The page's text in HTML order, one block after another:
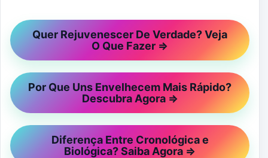
Quer Rejuvenescer De Verdade? Veja
O Que Fazer ⇒
Por Que Uns Envelhecem Mais Rápido?
Descubra Agora ⇒
Diferença Entre Cronológica e
Biológica? Saiba Agora ⇒